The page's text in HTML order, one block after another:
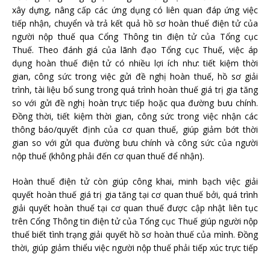
xây dựng, nâng cấp các ứng dụng có liên quan đáp ứng việc
tiếp nhận, chuyển và trả kết quả hồ sơ hoàn thuế điện tử của
người nộp thuế qua Cổng Thông tin điện tử của Tổng cục
Thuế. Theo đánh giá của lãnh đạo Tổng cục Thuế, việc áp
dụng hoàn thuế điện tử có nhiều lợi ích như: tiết kiệm thời
gian, công sức trong việc gửi đề nghị hoàn thuế, hồ sơ giải
trình, tài liệu bổ sung trong quá trình hoàn thuế giá trị gia tăng
so với gửi đề nghị hoàn trực tiếp hoặc qua đường bưu chính.
Đồng thời, tiết kiệm thời gian, công sức trong việc nhận các
thông báo/quyết định của cơ quan thuế, giúp giảm bớt thời
gian so với gửi qua đường bưu chính và công sức của người
nộp thuế (không phải đến cơ quan thuế để nhận).
Hoàn thuế điện tử còn giúp công khai, minh bạch việc giải
quyết hoàn thuế giá trị gia tăng tại cơ quan thuế bởi, quá trình
giải quyết hoàn thuế tại cơ quan thuế được cập nhật liên tục
trên Cổng Thông tin điện tử của Tổng cục Thuế giúp người nộp
thuế biết tình trạng giải quyết hồ sơ hoàn thuế của mình. Đồng
thời, giúp giảm thiểu việc người nộp thuế phải tiếp xúc trực tiếp